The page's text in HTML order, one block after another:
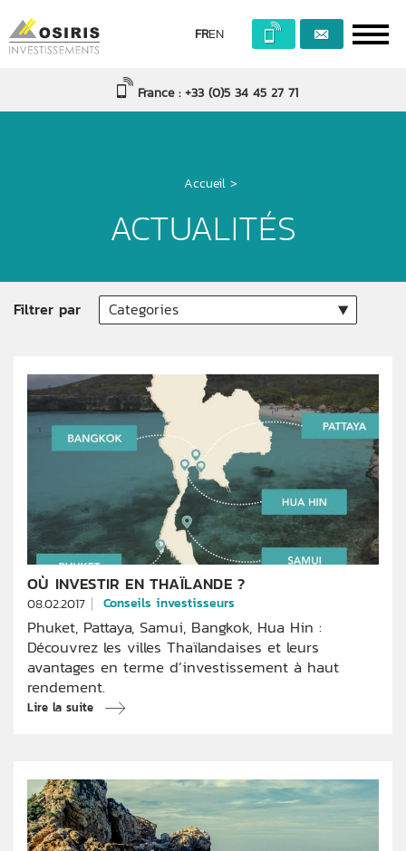
FREN
France : +33 (0)5 34 45 27 71
Accueil >
ACTUALITÉS
Filtrer par
OÙ INVESTIR EN THAÏLANDE ?
08.02.2017 Conseils investisseurs
Phuket, Pattaya, Samui, Bangkok, Hua Hin :
Découvrez les villes Thaïlandaises et leurs
avantages en terme d’investissement à haut
rendement.
Lire la suite